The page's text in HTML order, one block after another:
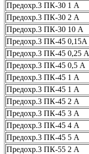
Предохр.3 ПК-30 1 А
Предохр.3 ПК-30 2 А
Предохр.3 ПК-30 10 А
Предохр.3 ПК-45 0,15А
Предохр.3 ПК-45 0,25 А
Предохр.3 ПК-45 0,5 А
Предохр.3 ПК-45 1 А
Предохр.3 ПК-45 1 А
Предохр.3 ПК-45 2 А
Предохр.3 ПК-45 3 А
Предохр.3 ПК-45 4 А
Предохр.3 ПК-45 5 А
Предохр.3 ПК-55 2 А